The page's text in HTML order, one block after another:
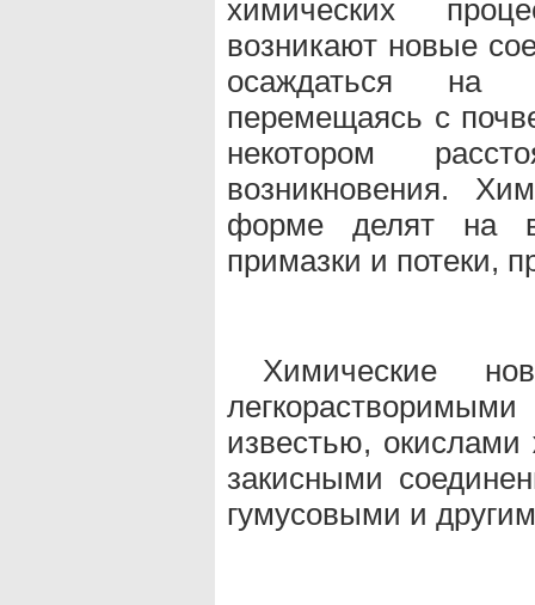
химических
возникают новые
осаждаться на
перемещаясь с
некотором
возникновения.
форме делят на
примазки и потеки,
Химические
известью,
закисными
гумусовыми и